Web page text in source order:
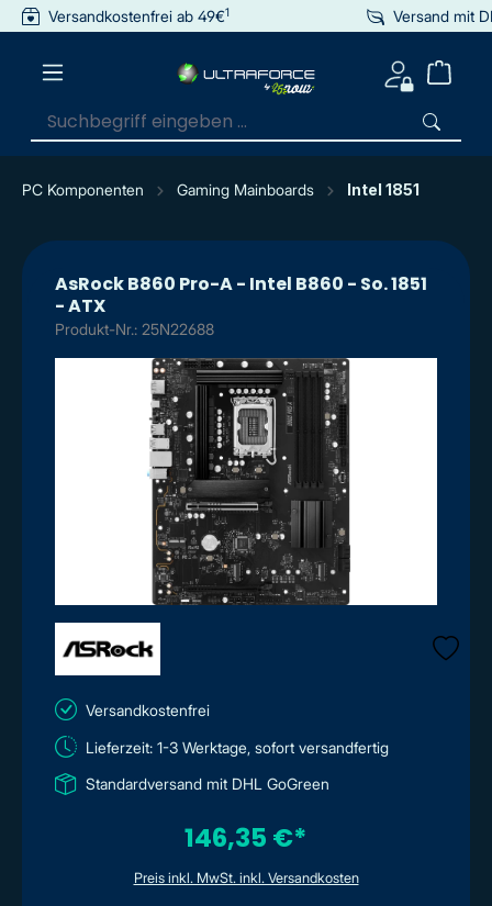
springen
Versandkostenfrei ab 49€1 Versand mit
PC Komponenten Gaming Mainboards Intel 1851
AsRock B860 Pro-A - Intel B860 - So. 1851
- ATX
Produkt-Nr.: 25N22688
Versandkostenfrei
Lieferzeit: 1-3 Werktage, sofort versandfertig
Standardversand mit DHL GoGreen
146,35 €*
Preis inkl. MwSt. inkl. Versandkosten